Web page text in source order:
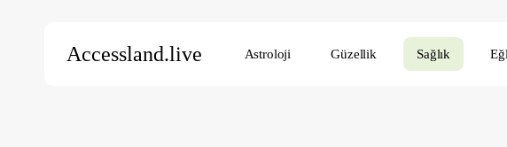
Accessland.live Astroloji Güzellik Sağlık